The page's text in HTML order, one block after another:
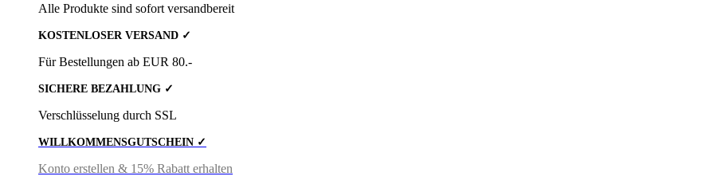
Alle Produkte sind sofort versandbereit
KOSTENLOSER VERSAND ✓
Für Bestellungen ab EUR 80.-
SICHERE BEZAHLUNG ✓
Verschlüsselung durch SSL
WILLKOMMENSGUTSCHEIN ✓
Konto erstellen & 15% Rabatt erhalten